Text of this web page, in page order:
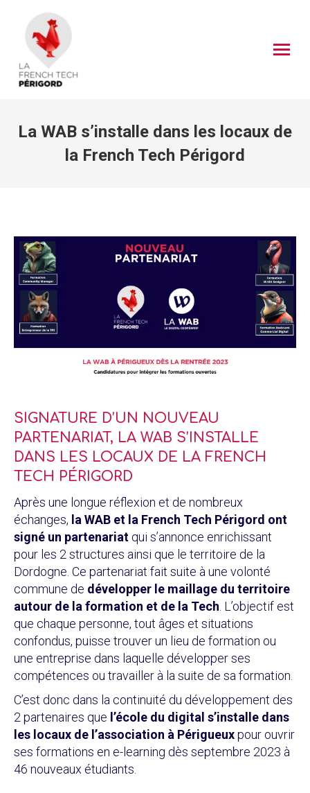
La WAB s’installe dans les locaux de
la French Tech Périgord
SIGNATURE D’UN NOUVEAU
PARTENARIAT, LA WAB S’INSTALLE
DANS LES LOCAUX DE LA FRENCH
TECH PÉRIGORD
Après une longue réflexion et de nombreux
échanges, la WAB et la French Tech Périgord ont
signé un partenariat qui s’annonce enrichissant
pour les 2 structures ainsi que le territoire de la
Dordogne. Ce partenariat fait suite à une volonté
commune de développer le maillage du territoire
autour de la formation et de la Tech . L’objectif est
que chaque personne, tout âges et situations
confondus, puisse trouver un lieu de formation ou
une entreprise dans laquelle développer ses
compétences ou travailler à la suite de sa formation.
C’est donc dans la continuité du développement des
2 partenaires que l’école du digital s’installe dans
les locaux de l’association à Périgueuxpour ouvrir
ses formations en e-learning dès septembre 2023 à
46 nouveaux étudiants.